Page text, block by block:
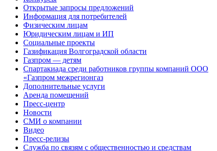
Открытые запросы предложений
Информация для потребителей
Физическим лицам
Юридическим лицам и ИП
Социальные проекты
Газификация Волгоградской области
Газпром — детям
Спартакиада среди работников группы компаний ООО
«Газпром межрегионгаз
Дополнительные услуги
Аренда помещений
Пресс-центр
Новости
СМИ о компании
Видео
Пресс-релизы
Служба по связям с общественностью и средствам